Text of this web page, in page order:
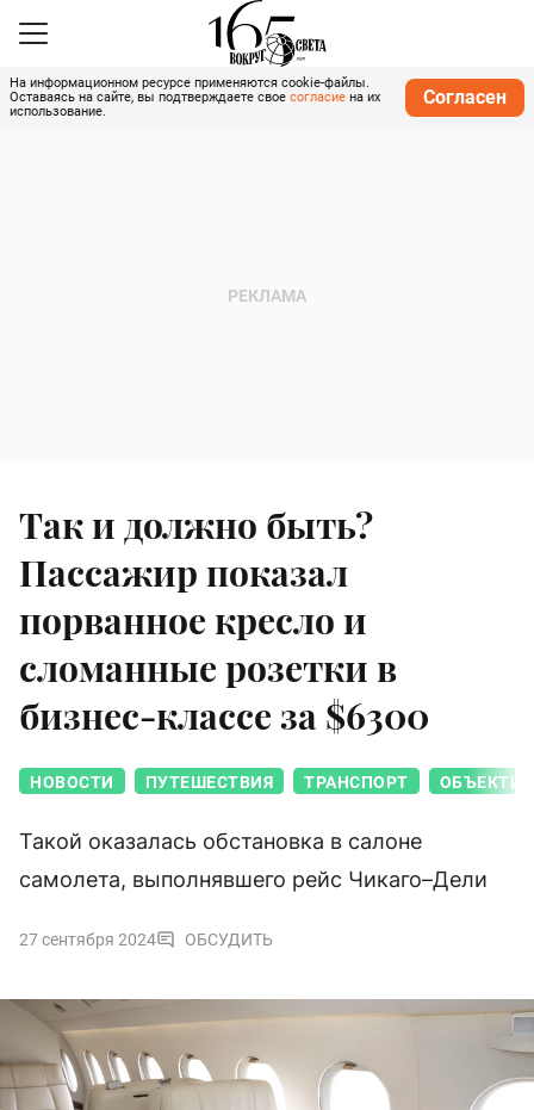
На информационном ресурсе применяются cookie-файлы.
Оставаясь на сайте, вы подтверждаете свое согласие на их
использование.
Согласен
Так и должно быть?
Пассажир показал
порванное кресло и
сломанные розетки в
бизнес-классе за $6300
НОВОСТИ ПУТЕШЕСТВИЯ ТРАНСПОРТ ОБЪЕКТИВ
Такой оказалась обстановка в салоне
самолета, выполнявшего рейс Чикаго–Дели
27 сентября 2024 ОБСУДИТЬ